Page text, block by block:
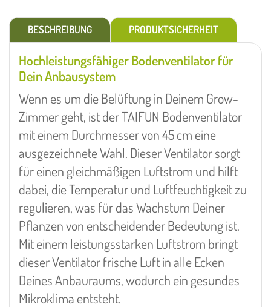
BESCHREIBUNG PRODUKTSICHERHEIT
Hochleistungsfähiger Bodenventilator für
Dein Anbausystem
Wenn es um die Belüftung in Deinem Grow-
Zimmer geht, ist der TAIFUN Bodenventilator
mit einem Durchmesser von 45 cm eine
ausgezeichnete Wahl. Dieser Ventilator sorgt
für einen gleichmäßigen Luftstrom und hilft
dabei, die Temperatur und Luftfeuchtigkeit zu
regulieren, was für das Wachstum Deiner
Pflanzen von entscheidender Bedeutung ist.
Mit einem leistungsstarken Luftstrom bringt
dieser Ventilator frische Luft in alle Ecken
Deines Anbauraums, wodurch ein gesundes
Mikroklima entsteht.